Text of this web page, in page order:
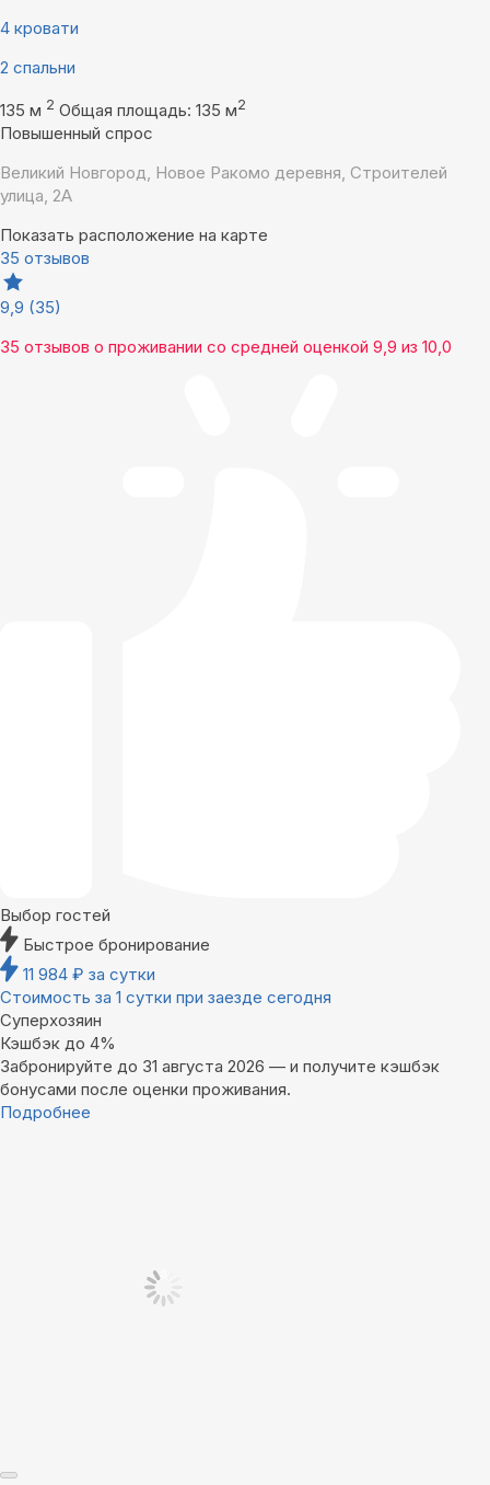
4 кровати
2 спальни
135 м 2 Общая площадь: 135 м2
Повышенный спрос
Великий Новгород, Новое Ракомо деревня, Строителей
улица, 2А
Показать расположение на карте
35 отзывов
9,9 (35)
35 отзывов о проживании со средней оценкой 9,9 из 10,0
Выбор гостей
Быстрое бронирование
11 984 ₽ за сутки
Стоимость за 1 сутки при заезде сегодня
Суперхозяин
Кэшбэк до 4%
Забронируйте до 31 августа 2026 — и получите кэшбэк
бонусами после оценки проживания.
Подробнее